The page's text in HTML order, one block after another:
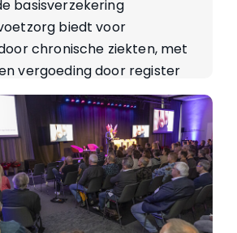
basisverzekering
biedt voor
chronische ziekten, met
vergoeding door register